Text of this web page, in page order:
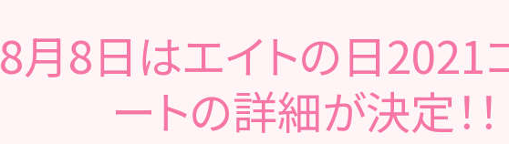
8月8日はエイトの日2021
ートの詳細が決定！！